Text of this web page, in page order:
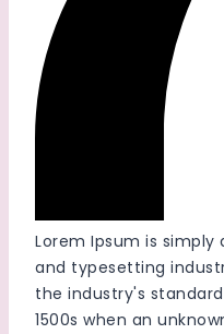
Lorem Ipsum is
and typesetting
the industry's
1500s when an